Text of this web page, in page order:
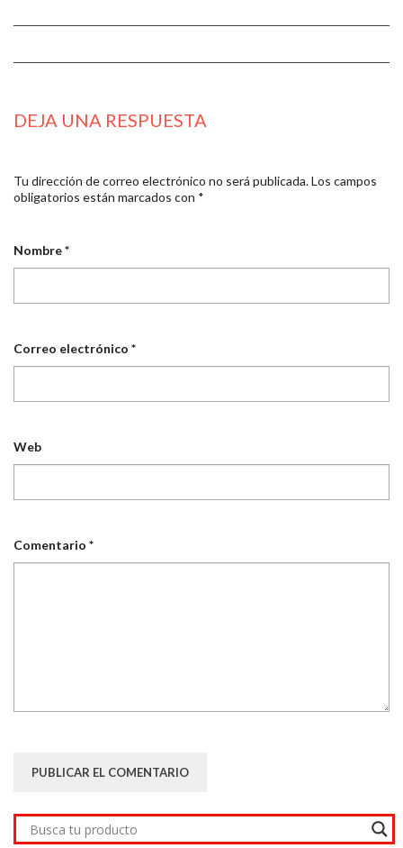
DEJA UNA RESPUESTA
Tu dirección de correo electrónico no será publicada.Los campos
obligatorios están marcados con *
Nombre*
Correo electrónico *
Web
Comentario *